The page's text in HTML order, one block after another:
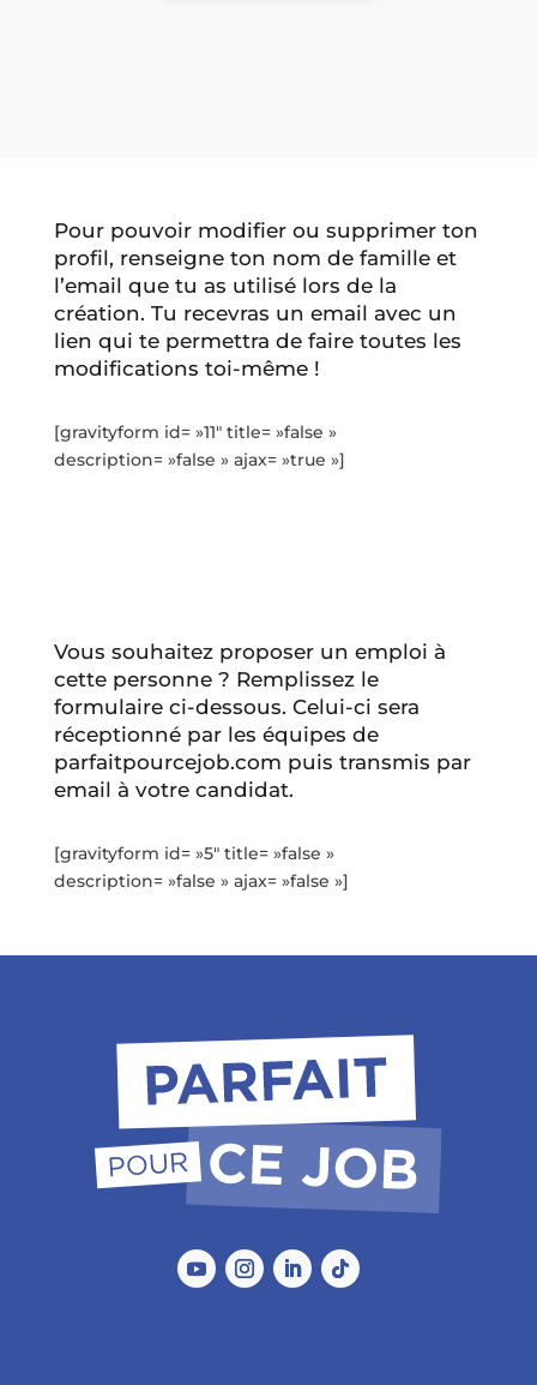
Pour pouvoir modifier ou supprimer ton
profil, renseigne ton nom de famille et
l’email que tu as utilisé lors de la
création. Tu recevras un email avec un
lien qui te permettra de faire toutes les
modifications toi-même !
[gravityform id= »11″ title= »false »
description= »false » ajax= »true »]
Vous souhaitez proposer un emploi à
cette personne ? Remplissez le
formulaire ci-dessous. Celui-ci sera
réceptionné par les équipes de
parfaitpourcejob.com puis transmis par
email à votre candidat.
[gravityform id= »5″ title= »false »
description= »false » ajax= »false »]